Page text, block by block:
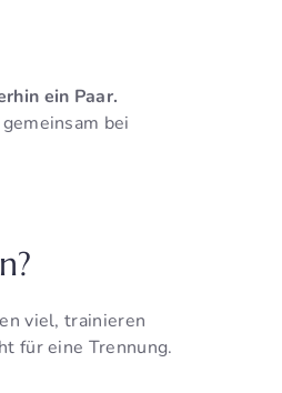
ein Paar.
bei
viel, trainieren
für eine Trennung.